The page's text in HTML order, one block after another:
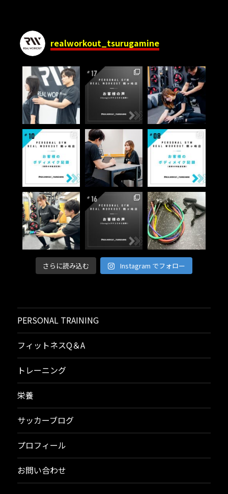
ョ
ン
realworkout_tsurugamine
さらに読み込む Instagram でフォロー
PERSONAL TRAINING
フィットネスQ＆A
トレーニング
栄養
サッカーブログ
プロフィール
お問い合わせ